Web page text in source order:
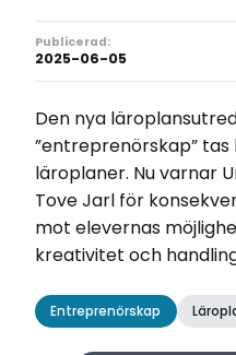
Publicerad:
2025-06-05
Den nya
”entreprenörskap”
läroplaner. Nu varnar
Tove Jarl för
mot elevernas
kreativitet och
Entreprenörskap